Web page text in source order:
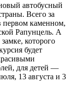
автобусный
Всего за
первом каменном,
Рапунцель. А
которого
будет
для детей —
13 августа и 3